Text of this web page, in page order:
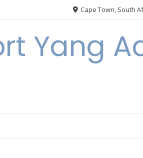
Cape Town, South
Yang